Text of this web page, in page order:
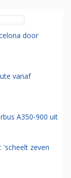
door
vanaf
A350-900 uit
'scheelt zeven